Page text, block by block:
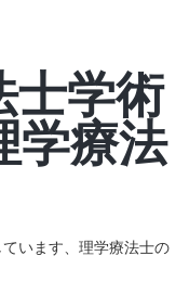
士学術
学療法
います、理学療法士の